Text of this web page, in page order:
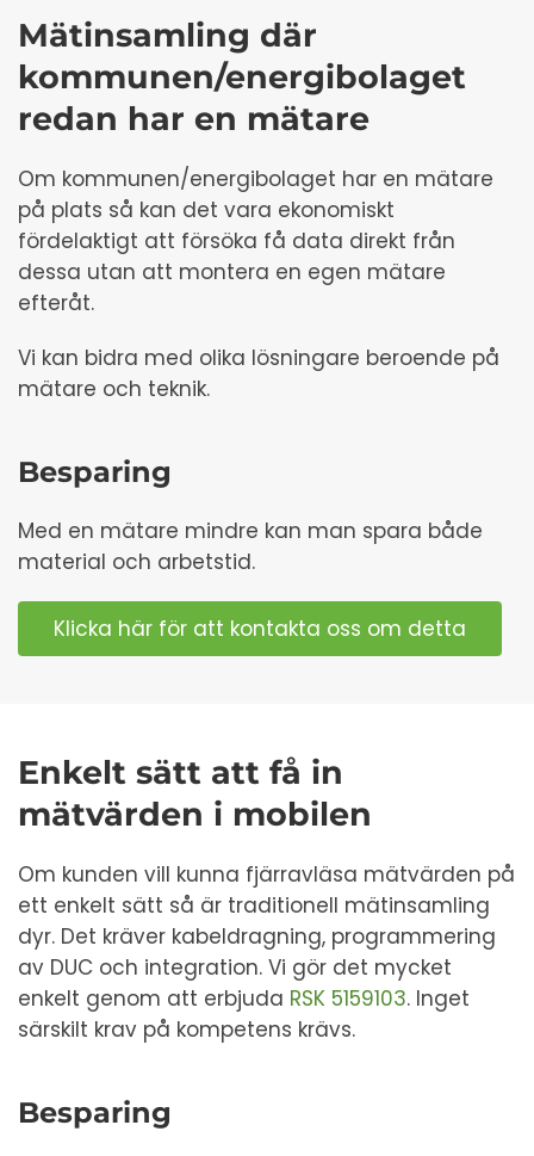
Mätinsamling där
kommunen/energibolaget
redan har en mätare
Om kommunen/energibolaget har en mätare
på plats så kan det vara ekonomiskt
fördelaktigt att försöka få data direkt från
dessa utan att montera en egen mätare
efteråt.
Vi kan bidra med olika lösningare beroende på
mätare och teknik.
Besparing
Med en mätare mindre kan man spara både
material och arbetstid.
Klicka här för att kontakta oss om detta
Enkelt sätt att få in
mätvärden i mobilen
Om kunden vill kunna fjärravläsa mätvärden på
ett enkelt sätt så är traditionell mätinsamling
dyr. Det kräver kabeldragning, programmering
av DUC och integration. Vi gör det mycket
enkelt genom att erbjuda RSK 5159103. Inget
särskilt krav på kompetens krävs.
Besparing